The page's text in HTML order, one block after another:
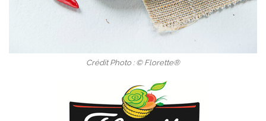
Crédit Photo : © Florette®